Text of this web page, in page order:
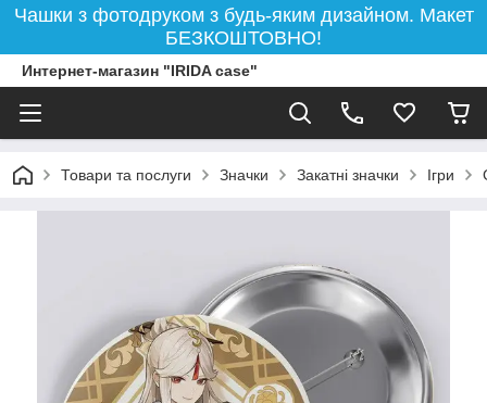
Чашки з фотодруком з будь-яким дизайном. Макет
БЕЗКОШТОВНО!
Интернет-магазин "IRIDA case"
Товари та послуги Значки Закатні значки Ігри